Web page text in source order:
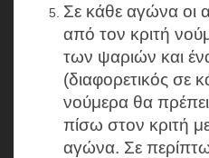
Σε κάθε αγώνα οι
από τον κριτή
των ψαριών και
(διαφορετικός σε
νούμερα θα
πίσω στον κριτή
αγώνα. Σε